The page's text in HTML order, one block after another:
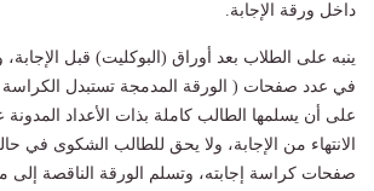
داخل ورقة الإجابة.
ينبه على الطلاب بعد أوراق (البوكليت) قبل
في عدد صفحات ( الورقة المدمجة تستبدل الكراسة
على أن يسلمها الطالب كاملة بذات الأعداد
الانتهاء من الإجابة، ولا يحق للطالب الشكوى في
صفحات كراسة إجابته، وتسلم الورقة الناقصة إلى